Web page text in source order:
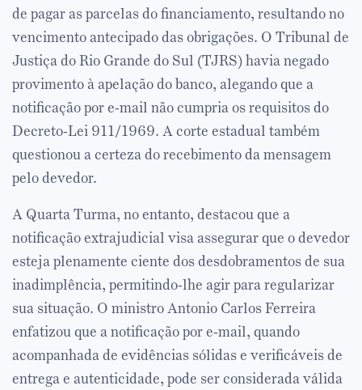
de pagar as parcelas do financiamento, resultando no
vencimento antecipado das obrigações. O Tribunal de
Justiça do Rio Grande do Sul (TJRS) havia negado
provimento à apelação do banco, alegando que a
notificação por e-mail não cumpria os requisitos do
Decreto-Lei 911/1969. A corte estadual também
questionou a certeza do recebimento da mensagem
pelo devedor.
A Quarta Turma, no entanto, destacou que a
notificação extrajudicial visa assegurar que o devedor
esteja plenamente ciente dos desdobramentos de sua
inadimplência, permitindo-lhe agir para regularizar
sua situação. O ministro Antonio Carlos Ferreira
enfatizou que a notificação por e-mail, quando
acompanhada de evidências sólidas e verificáveis de
entrega e autenticidade, pode ser considerada válida